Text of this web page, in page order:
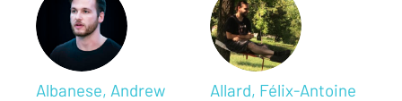
Albanese, Andrew Allard, Félix-Antoine